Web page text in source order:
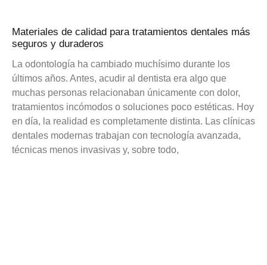
Materiales de calidad para tratamientos dentales más
seguros y duraderos
La odontología ha cambiado muchísimo durante los
últimos años. Antes, acudir al dentista era algo que
muchas personas relacionaban únicamente con dolor,
tratamientos incómodos o soluciones poco estéticas. Hoy
en día, la realidad es completamente distinta. Las clínicas
dentales modernas trabajan con tecnología avanzada,
técnicas menos invasivas y, sobre todo,